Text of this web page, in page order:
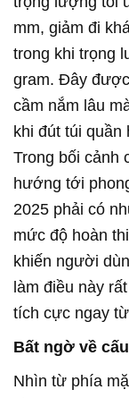
mm, giảm đi
trong khi trọng
gram. Đây
cầm nắm lâu
khi đút túi quần
Trong bối cảnh
hướng tới
2025 phải có
mức độ hoàn
khiến người
làm điều này
tích cực ngay
Bất ngờ về
Nhìn từ phía